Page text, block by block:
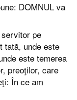
DOMNUL va
pe
tată, unde este
este temerea
preoţilor, care
În ce am